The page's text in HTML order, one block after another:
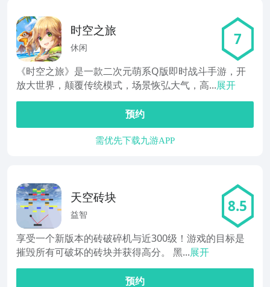
时空之旅
休闲 7
《时空之旅》是一款二次元萌系Q版即时战斗手游，开
放大世界，颠覆传统模式，场景恢弘大气，高...展开
预约
需优先下载九游APP
天空砖块
益智 8.5
享受一个新版本的砖破碎机与近300级！游戏的目标是
摧毁所有可破坏的砖块并获得高分。 黑...展开
预约